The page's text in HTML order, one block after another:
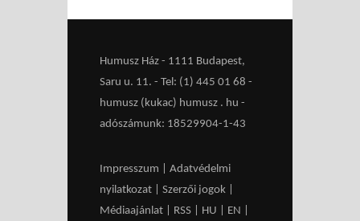
Humusz Ház - 1111 Budapest,
Saru u. 11. - Tel: (1) 445 01 68 -
humusz (kukac) humusz . hu -
adószámunk: 18529904-1-43
Impresszum
Adatvédelmi
nyilatkozat
Szerzői jogok
Médiaajánlat
RSS HU EN